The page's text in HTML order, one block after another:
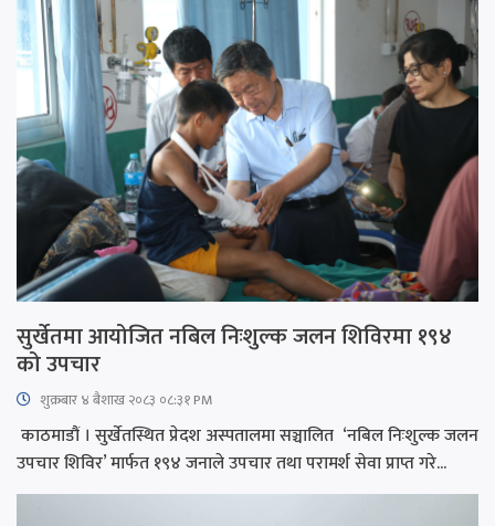
सुर्खेतमा आयोजित नबिल निःशुल्क जलन शिविरमा १९४
को उपचार
शुक्रबार​ ४ बैशाख २०८३ ०८:३१ PM
काठमाडौं । सुर्खेतस्थित प्रेदश अस्पतालमा सञ्चालित ‘नबिल निःशुल्क जलन
उपचार शिविर’ मार्फत १९४ जनाले उपचार तथा परामर्श सेवा प्राप्त गरे...